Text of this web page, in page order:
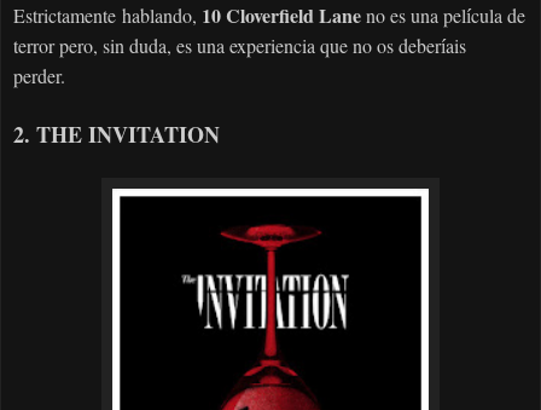
Estrictamente hablando, 10 Cloverfield Laneno es una película de
terror pero, sin duda, es una experiencia que no os deberíais
perder.
2. THE INVITATION